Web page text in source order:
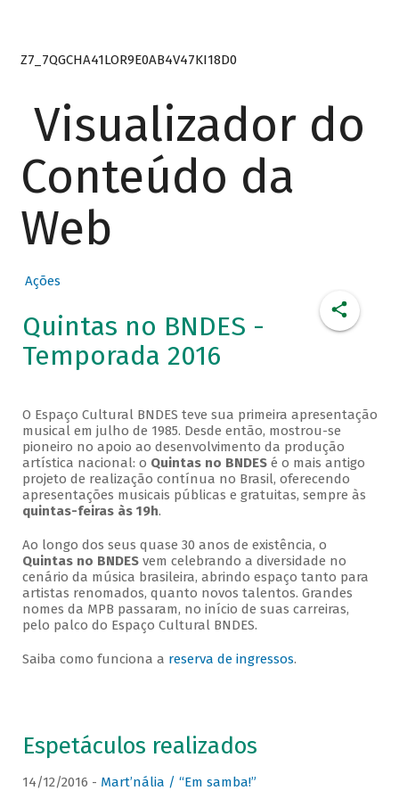
Z7_7QGCHA41LOR9E0AB4V47KI18D0
Visualizador do
Conteúdo da
Web
Ações
Quintas no BNDES -
Temporada 2016
O Espaço Cultural BNDES teve sua primeira apresentação
musical em julho de 1985. Desde então, mostrou-se
pioneiro no apoio ao desenvolvimento da produção
artística nacional: o Quintas no BNDESé o mais antigo
projeto de realização contínua no Brasil, oferecendo
apresentações musicais públicas e gratuitas, sempre às
quintas-feiras às 19h.
Ao longo dos seus quase 30 anos de existência, o
Quintas no BNDESvem celebrando a diversidade no
cenário da música brasileira, abrindo espaço tanto para
artistas renomados, quanto novos talentos. Grandes
nomes da MPB passaram, no início de suas carreiras,
pelo palco do Espaço Cultural BNDES.
Saiba como funciona a reserva de ingressos.
Espetáculos realizados
14/12/2016 - Mart’nália / “Em samba!”